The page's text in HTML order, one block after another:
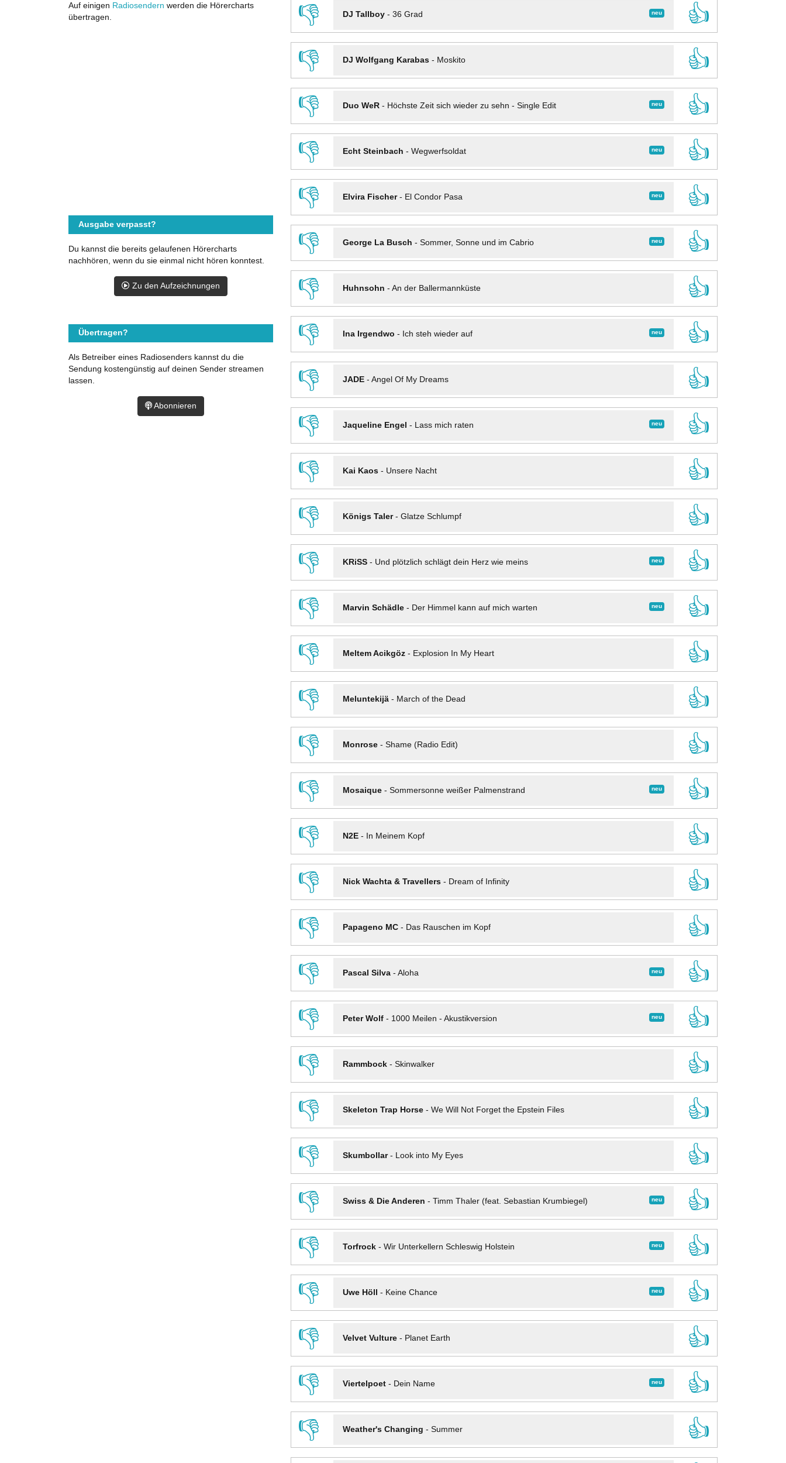
👎
neu
DJ Tallboy- 36 Grad
👍
👎
DJ Wolfgang Karabas- Moskito
👍
👎
neu
Duo WeR- Höchste Zeit sich wieder zu sehn - Single Edit
👍
👎
neu
Echt Steinbach - Wegwerfsoldat
👍
👎
neu
Elvira Fischer- El Condor Pasa
👍
👎
neu
George La Busch - Sommer, Sonne und im Cabrio
👍
👎
Huhnsohn - An der Ballermannküste
👍
👎
neu
Ina Irgendwo - Ich steh wieder auf
👍
👎
JADE- Angel Of My Dreams
👍
👎
neu
Jaqueline Engel - Lass mich raten
👍
👎
Kai Kaos- Unsere Nacht
👍
👎
Königs Taler- Glatze Schlumpf
👍
👎
neu
KRiSS- Und plötzlich schlägt dein Herz wie meins
👍
👎
neu
Marvin Schädle- Der Himmel kann auf mich warten
👍
👎
Meltem Acikgöz- Explosion In My Heart
👍
👎
Meluntekijä- March of the Dead
👍
👎
Monrose- Shame (Radio Edit)
👍
👎
neu
Mosaique- Sommersonne weißer Palmenstrand
👍
👎
N2E- In Meinem Kopf
👍
👎
Nick Wachta & Travellers- Dream of Infinity
👍
👎
Papageno MC- Das Rauschen im Kopf
👍
👎
neu
Pascal Silva- Aloha
👍
👎
neu
Peter Wolf- 1000 Meilen - Akustikversion
👍
👎
Rammbock- Skinwalker
👍
👎
Skeleton Trap Horse- We Will Not Forget the Epstein Files
👍
👎
Skumbollar- Look into My Eyes
👍
👎
neu
Swiss & Die Anderen - Timm Thaler (feat. Sebastian Krumbiegel)
👍
👎
neu
Torfrock- Wir Unterkellern Schleswig Holstein
👍
👎
neu
Uwe Höll - Keine Chance
👍
👎
Velvet Vulture- Planet Earth
👍
👎
neu
Viertelpoet- Dein Name
👍
👎
Weather's Changing - Summer
👍
Auf einigen Radiosendern werden die Hörercharts
übertragen.
Ausgabe verpasst?
Du kannst die bereits gelaufenen Hörercharts
nachhören, wenn du sie einmal nicht hören konntest.
Zu den Aufzeichnungen
Übertragen?
Als Betreiber eines Radiosenders kannst du die
Sendung kostengünstig auf deinen Sender streamen
lassen.
Abonnieren